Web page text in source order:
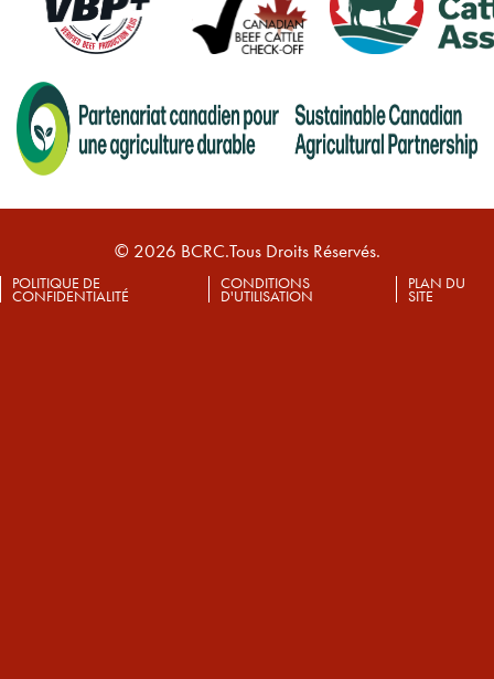
© 2026 BCRC.Tous Droits Réservés.
POLITIQUE DE
CONFIDENTIALITÉ
CONDITIONS
D'UTILISATION
PLAN DU
SITE